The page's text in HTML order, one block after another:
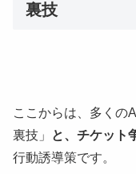
裏技
ここからは、多くの
裏技」
と、チケット
行動誘導策です。